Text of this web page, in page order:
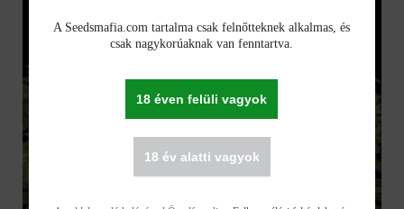
A Seedsmafia.com tartalma csak felnőtteknek alkalmas, és
csak nagykorúaknak van fenntartva.
18 éven felüli vagyok
18 év alatti vagyok